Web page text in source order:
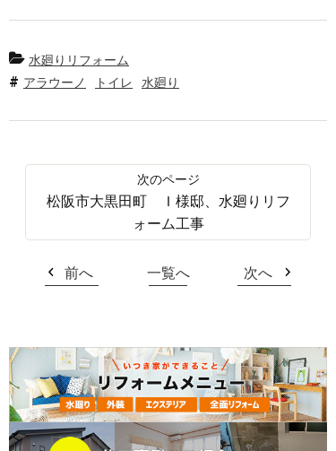
水廻りリフォーム
アラウーノ
トイレ 水廻り
松阪市大黒田町 Ｉ様邸、水廻りリフ
ォーム工事
前へ 一覧へ 次へ